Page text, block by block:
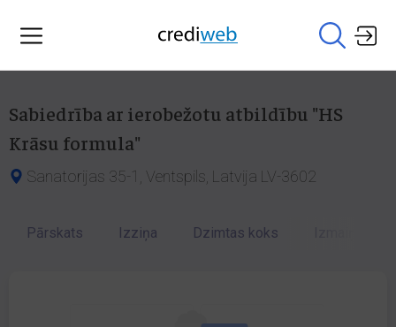
Sabiedrība ar ierobežotu atbildību "HS
Krāsu formula"
Sanatorijas 35-1, Ventspils, Latvija LV-3602
Pārskats Izziņa Dzimtas koks